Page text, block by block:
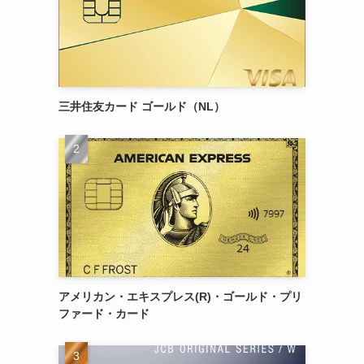
三井住友カード ゴールド（NL）
アメリカン・エキスプレス(R)・ゴールド・プリ
ファード・カード